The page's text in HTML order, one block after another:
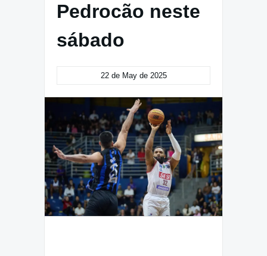
Pedrocão neste
sábado
22 de May de 2025